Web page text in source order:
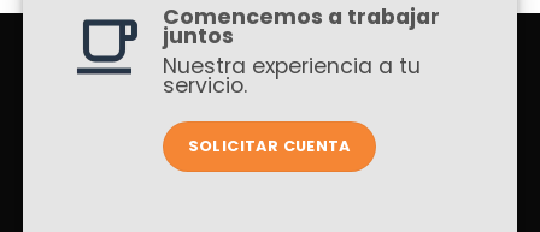
Comencemos a trabajar
juntos
Nuestra experiencia a tu
servicio.
SOLICITAR CUENTA